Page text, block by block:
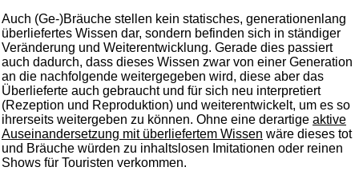
Auch (Ge-)Bräuche stellen kein statisches, generationenlang
überliefertes Wissen dar, sondern befinden sich in ständiger
Veränderung und Weiterentwicklung. Gerade dies passiert
auch dadurch, dass dieses Wissen zwar von einer Generation
an die nachfolgende weitergegeben wird, diese aber das
Überlieferte auch gebraucht und für sich neu interpretiert
(Rezeption und Reproduktion) und weiterentwickelt, um es so
ihrerseits weitergeben zu können. Ohne eine derartige aktive
Auseinandersetzung mit überliefertem Wissen wäre dieses tot
und Bräuche würden zu inhaltslosen Imitationen oder reinen
Shows für Touristen verkommen.